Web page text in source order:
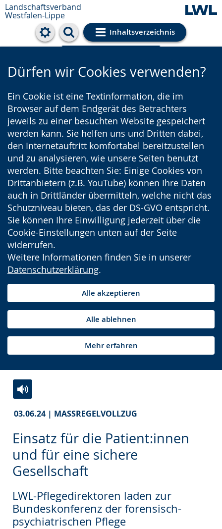
Landschaftsverband
Westfalen-Lippe
Inhaltsverzeichnis
Cookie-Einstellungen
Dürfen wir Cookies verwenden?
Ein Cookie ist eine Textinformation, die im
Browser auf dem Endgerät des Betrachters
jeweils zu einer besuchten Website gespeichert
werden kann. Sie helfen uns und Dritten dabei,
den Internetauftritt komfortabel bereitzustellen
und zu analysieren, wie unsere Seiten benutzt
werden. Bitte beachten Sie: Einige Cookies von
Drittanbietern (z.B. YouTube) können Ihre Daten
auch in Drittländer übermitteln, welche nicht das
Schutzniveau bieten, das der DS-GVO entspricht.
Sie können Ihre Einwilligung jederzeit über die
Cookie-Einstellungen unten auf der Seite
widerrufen.
Weitere Informationen finden Sie in unserer
Datenschutzerklärung.
Alle akzeptieren
Alle ablehnen
Mehr erfahren
03.06.24 | MASSREGELVOLLZUG
Einsatz für die Patient:innen
und für eine sichere
Gesellschaft
LWL-Pflegedirektoren laden zur
Bundeskonferenz der forensisch-
psychiatrischen Pflege
Leichten
Sprache
wechseln.
Audio-
Unterstützung.
Video
in
Deutscher
Gebärdensprache
wird
angezeigt.